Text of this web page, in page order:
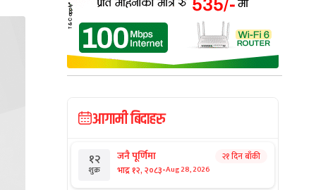
आगामी बिदाहरु
१२
शुक्र
जनै पूर्णिमा
भाद्र १२, २०८३-Aug 28, 2026
२१ दिन बाँकी